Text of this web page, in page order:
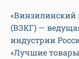
«Винзилинский
(ВЗКГ) —
индустрии
«Лучшие